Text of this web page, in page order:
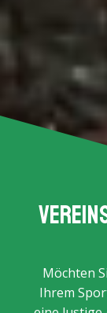
Möchten
Ihrem